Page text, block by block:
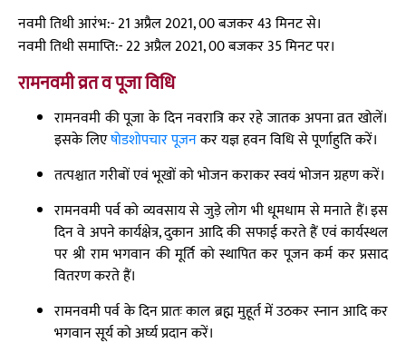
नवमी तिथी आरंभ:- 21 अप्रैल 2021, 00 बजकर 43 मिनट से।
नवमी तिथी समाप्ति:- 22 अप्रैल 2021, 00 बजकर 35 मिनट पर।
रामनवमी व्रत व पूजा विधि
रामनवमी की पूजा के दिन नवरात्रि कर रहे जातक अपना व्रत खोलें।
इसके लिएषोडशोपचार पूजनकर यज्ञ हवन विधि से पूर्णाहुति करें।
तत्पश्चात गरीबों एवं भूखों को भोजन कराकर स्वयं भोजन ग्रहण करें।
रामनवमी पर्व को व्यवसाय से जुड़े लोग भी धूमधाम से मनाते हैं। इस
दिन वे अपने कार्यक्षेत्र, दुकान आदि की सफाई करते हैं एवं कार्यस्थल
पर श्री राम भगवान की मूर्ति को स्थापित कर पूजन कर्म कर प्रसाद
वितरण करते हैं।
रामनवमी पर्व के दिन प्रातः काल ब्रह्म मुहूर्त में उठकर स्नान आदि कर
भगवान सूर्य को अर्घ्य प्रदान करें।